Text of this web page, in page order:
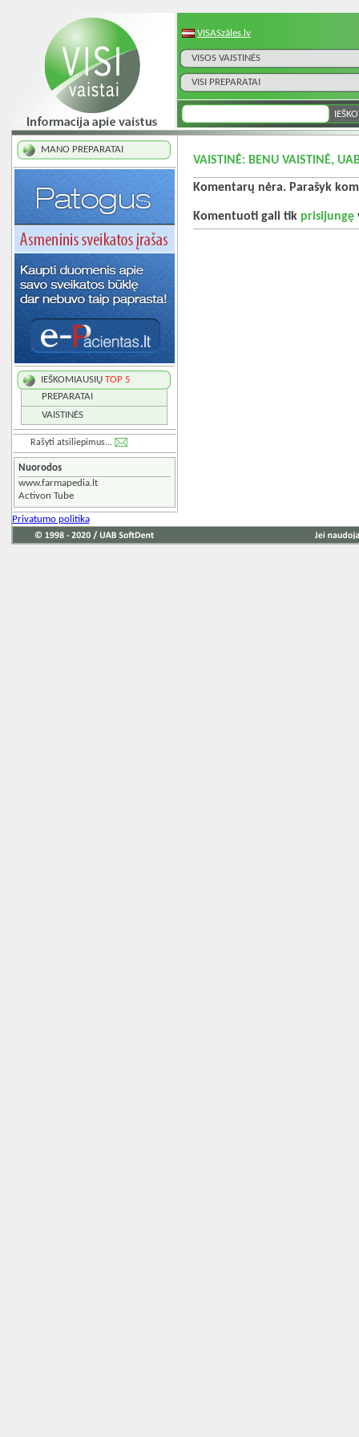
VISASzāles.lv
VISOS VAISTINĖS
VISI PREPARATAI
MANO PREPARATAI
IEŠKOMIAUSIŲ TOP 5
PREPARATAI
VAISTINĖS
Rašyti atsiliepimus...
Nuorodos
www.farmapedia.lt
Activon Tube
VAISTINĖ: BENU VAISTINĖ,
Komentarų nėra. Parašyk
Komentuoti gali tik prisijungę
Privatumo politika